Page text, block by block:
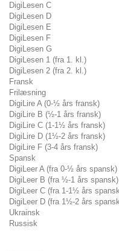
DigiLesen C
DigiLesen D
DigiLesen E
DigiLesen F
DigiLesen G
DigiLesen 1 (fra 1. kl.)
DigiLesen 2 (fra 2. kl.)
Fransk
Frilæsning
DigiLire A (0-½ års fransk)
DigiLire B (½-1 års fransk)
DigiLire C (1-1½ års fransk)
DigiLire D (1½-2 års fransk)
DigiLire F (3-4 års fransk)
Spansk
DigiLeer A (fra 0-½ års spansk)
DigiLeer B (fra ½-1 års spansk)
DigiLeer C (fra 1-1½ års
DigiLeer D (fra 1½-2 års
Ukrainsk
Russisk